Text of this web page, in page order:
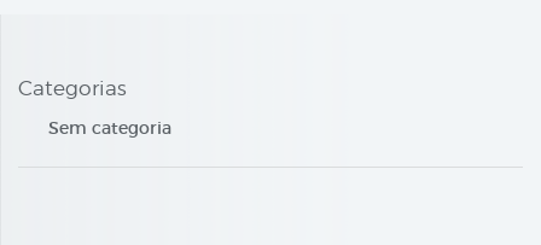
Categorias
Sem categoria